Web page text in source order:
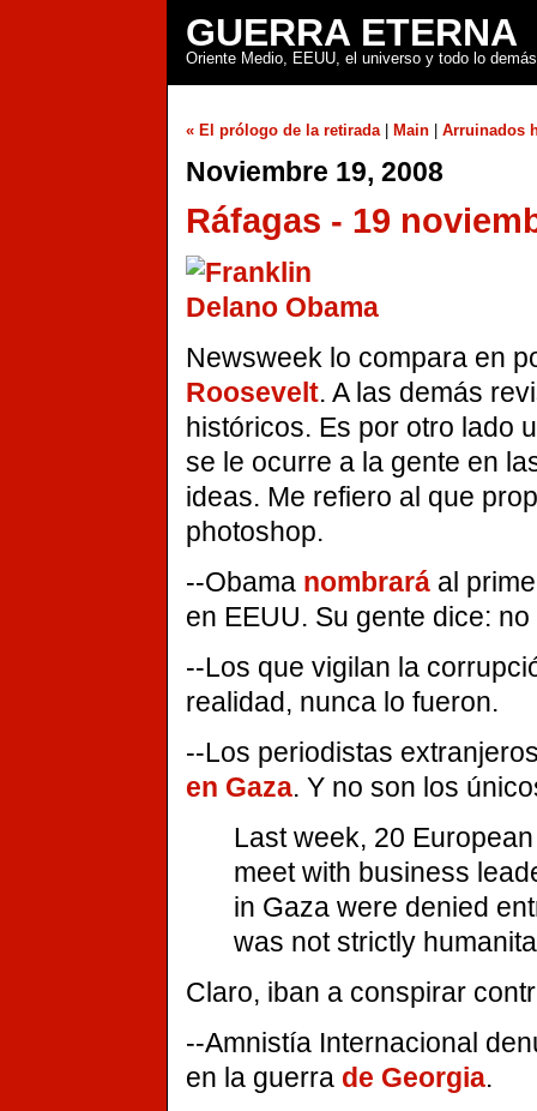
GUERRA ETERNA
Oriente Medio, EEUU, el universo y todo lo
« El prólogo de la retirada| Main Arruinados
Noviembre 19, 2008
Ráfagas - 19
Newsweek lo compara en
Roosevelt. A las demás
históricos. Es por otro lado
se le ocurre a la gente en
ideas. Me refiero al que
photoshop.
--Obama nombrará al
en EEUU. Su gente dice:
--Los que vigilan la
realidad, nunca lo fueron.
--Los periodistas
en Gaza. Y no son los
Last week, 20
meet with business
in Gaza were denied
was not strictly
Claro, iban a conspirar
--Amnistía Internacional
en la guerra de Georgia.